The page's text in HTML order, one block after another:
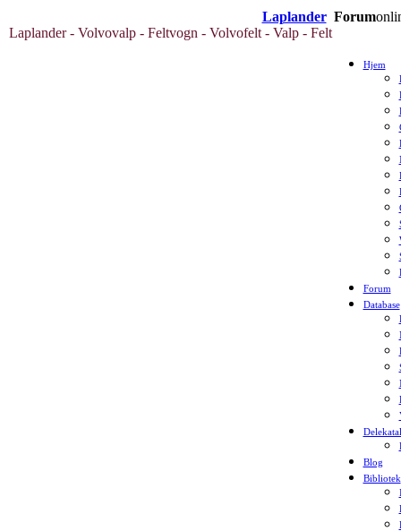
Laplander Forum
Laplander - Volvovalp - Feltvogn - Volvofelt - Valp - Felt
Hjem
Forum
Database
Blog
Bibliotek